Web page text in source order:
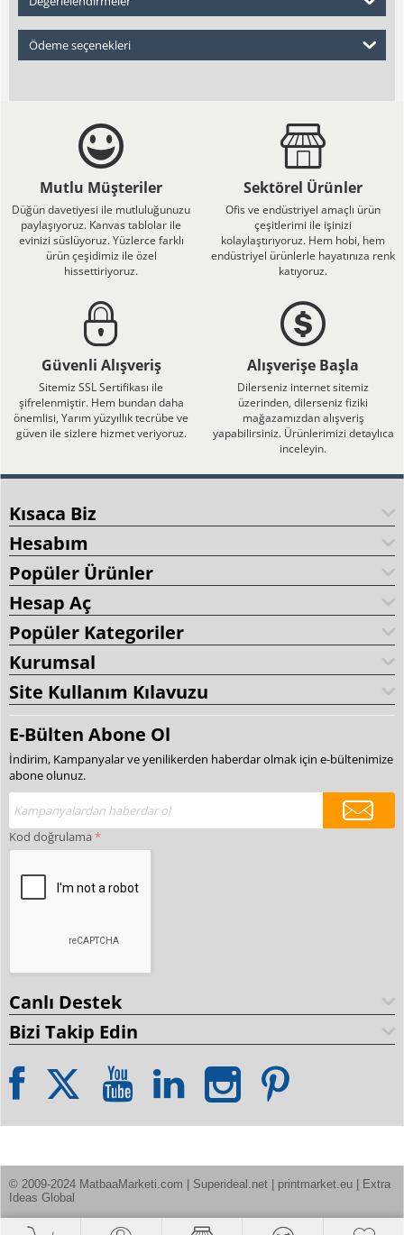
Ödeme seçenekleri
Mutlu Müşteriler
Düğün davetiyesi ile mutluluğunuzu
paylaşıyoruz. Kanvas tablolar ile
evinizi süslüyoruz. Yüzlerce farklı
ürün çeşidimiz ile özel
hissettiriyoruz.
Sektörel Ürünler
Ofis ve endüstriyel amaçlı ürün
çeşitlerimi ile işinizi
kolaylaştırıyoruz. Hem hobi, hem
endüstriyel ürünlerle hayatınıza renk
katıyoruz.
Güvenli Alışveriş
Sitemiz SSL Sertifikası ile
şifrelenmiştir. Hem bundan daha
önemlisi, Yarım yüzyıllık tecrübe ve
güven ile sizlere hizmet veriyoruz.
Alışverişe Başla
Dilerseniz internet sitemiz
üzerinden, dilerseniz fiziki
mağazamızdan alışveriş
yapabilirsiniz. Ürünlerimizi detaylıca
inceleyin.
Kısaca Biz
Hesabım
Popüler Ürünler
Hesap Aç
Popüler Kategoriler
Kurumsal
Site Kullanım Kılavuzu
E-Bülten Abone Ol
İndirim, Kampanyalar ve yenilikerden haberdar olmak için e-bültenimize
abone olunuz.
Kod doğrulama
Canlı Destek
Bizi Takip Edin
© 2009-2024 MatbaaMarketi.com | Superideal.net | printmarket.eu | Extra
Ideas Global